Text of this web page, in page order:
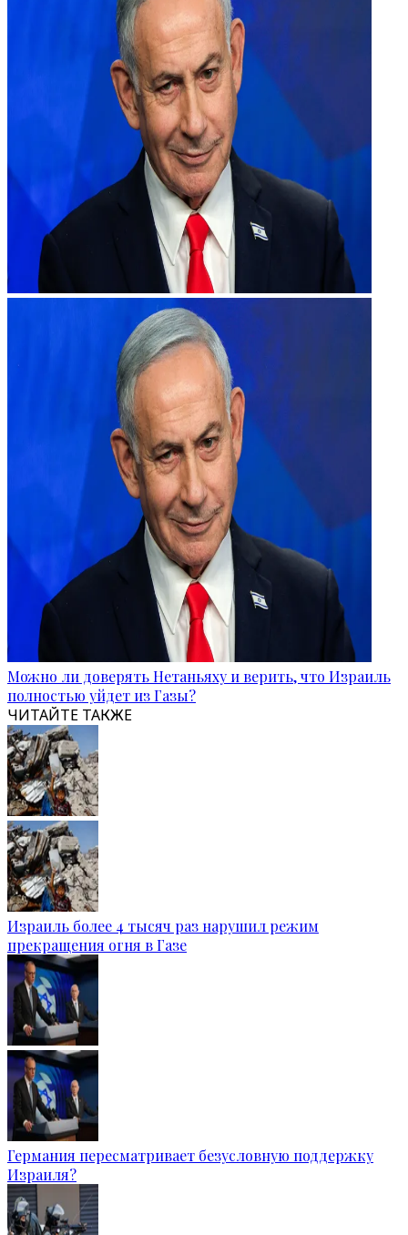
Можно ли доверять Нетаньяху и верить, что Израиль
полностью уйдет из Газы?
ЧИТАЙТЕ ТАКЖЕ
Израиль более 4 тысяч раз нарушил режим
прекращения огня в Газе
Германия пересматривает безусловную поддержку
Израиля?